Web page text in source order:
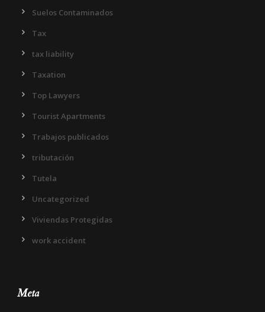
Suelos Contaminados
Tax
tax liability
Taxation
Top Lawyers
Tourist Apartments
Trabajos publicados
tributación
Tutela
Uncategorized
Viviendas Protegidas
work accident
Meta